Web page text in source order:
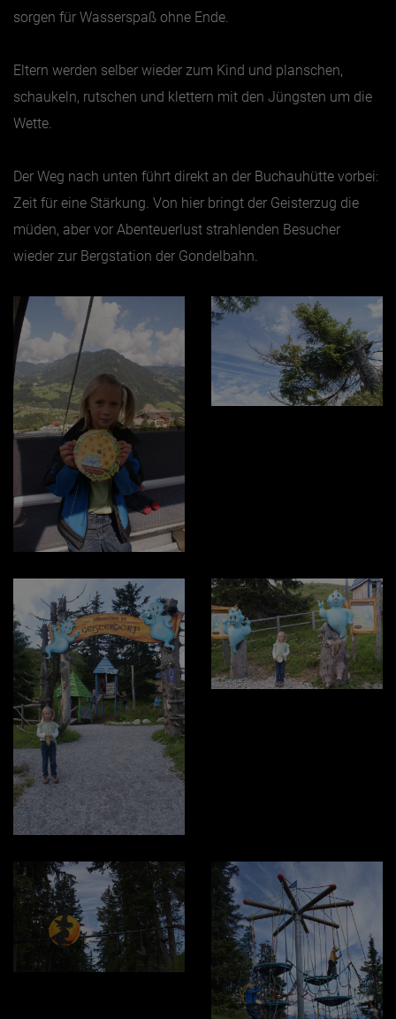
sorgen für Wasserspaß ohne Ende.
Eltern werden selber wieder zum Kind und planschen,
schaukeln, rutschen und klettern mit den Jüngsten um die
Wette.
Der Weg nach unten führt direkt an der Buchauhütte vorbei:
Zeit für eine Stärkung. Von hier bringt der Geisterzug die
müden, aber vor Abenteuerlust strahlenden Besucher
wieder zur Bergstation der Gondelbahn